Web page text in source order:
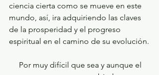
ciencia cierta como se mueve en este
mundo, así, ira adquiriendo las claves
de la prosperidad y el progreso
espiritual en el camino de su evolución.